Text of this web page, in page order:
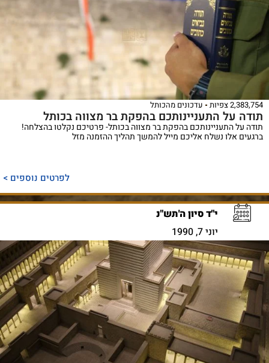
2,383,754 צפיות עדכונים מהכותל
תודה על התעניינותכם בהפקת בר מצווה בכותל
תודה על התעניינותכם בהפקת בר מצווה בכותל- פרטיכם נקלטו בהצלחה!
ברגעים אלו נשלח אליכם מייל להמשך תהליך ההזמנה מזל
לפרטים נוספים >
י"ד סיון ה'תש"נ
יוני 7, 1990